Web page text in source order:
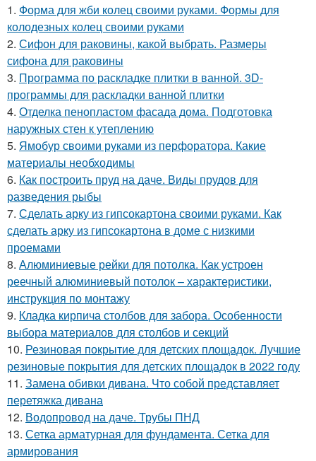
1. Форма для жби колец своими руками. Формы для
колодезных колец своими руками
2. Сифон для раковины, какой выбрать. Размеры
сифона для раковины
3. Программа по раскладке плитки в ванной. 3D-
программы для раскладки ванной плитки
4. Отделка пенопластом фасада дома. Подготовка
наружных стен к утеплению
5. Ямобур своими руками из перфоратора. Какие
материалы необходимы
6. Как построить пруд на даче. Виды прудов для
разведения рыбы
7. Сделать арку из гипсокартона своими руками. Как
сделать арку из гипсокартона в доме с низкими
проемами
8. Алюминиевые рейки для потолка. Как устроен
реечный алюминиевый потолок – характеристики,
инструкция по монтажу
9. Кладка кирпича столбов для забора. Особенности
выбора материалов для столбов и секций
10. Резиновая покрытие для детских площадок. Лучшие
резиновые покрытия для детских площадок в 2022 году
11. Замена обивки дивана. Что собой представляет
перетяжка дивана
12. Водопровод на даче. Трубы ПНД
13. Сетка арматурная для фундамента. Сетка для
армирования